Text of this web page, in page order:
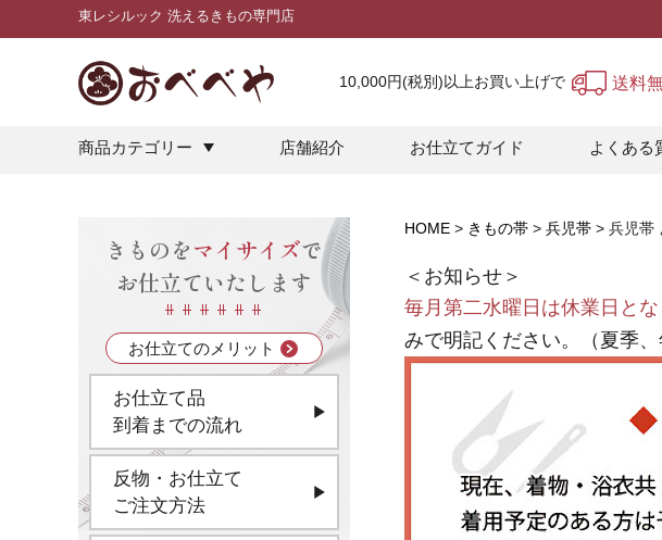
東レシルック 洗えるきもの専門店
10,000円(税別)以上お買い上げで 送料
商品カテゴリー 店舗紹介 お仕立てガイド よくある
きものをマイサイズで
お仕立ていたします
お仕立てのメリット
お仕立て品
到着までの流れ
反物・お仕立て
ご注文方法
HOME きもの帯 兵児帯 兵児帯
＜お知らせ＞
毎月第二水曜日は休業日とな
みで明記ください。（夏季